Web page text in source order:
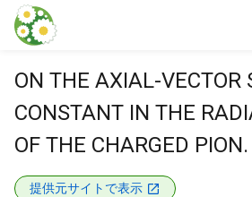
本文に飛ぶ
ON THE AXIAL-VECTOR
CONSTANT IN THE
OF THE CHARGED PION.
提供元サイトで表示